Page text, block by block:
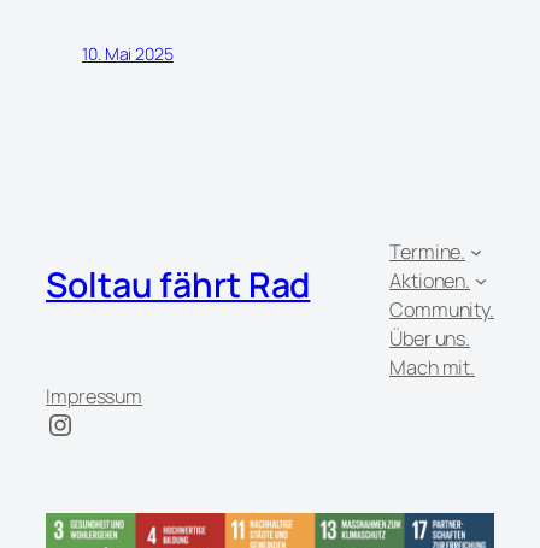
10. Mai 2025
Soltau fährt Rad
Termine.
Aktionen.
Community.
Über uns.
Mach mit.
Impressum
Instagram